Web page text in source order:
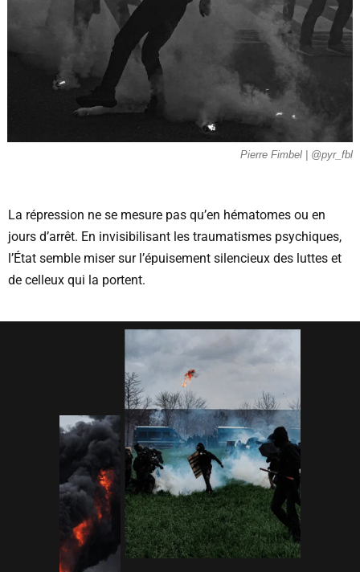
Pierre Fimbel | @pyr_fbl
La répression ne se mesure pas qu’en hématomes ou en
jours d’arrêt. En invisibilisant les traumatismes psychiques,
l’État semble miser sur l’épuisement silencieux des luttes et
de celleux qui la portent.